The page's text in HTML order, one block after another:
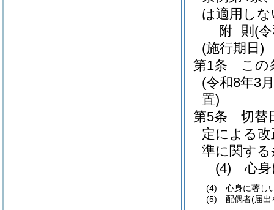
は適用し
附 則 (
(施行期日)
第1条
この
(令和8年3
置)
第5条
切替
定による
準に関す
「 (4) 心身
(4) 心身に著し
(5) 配偶者(届出